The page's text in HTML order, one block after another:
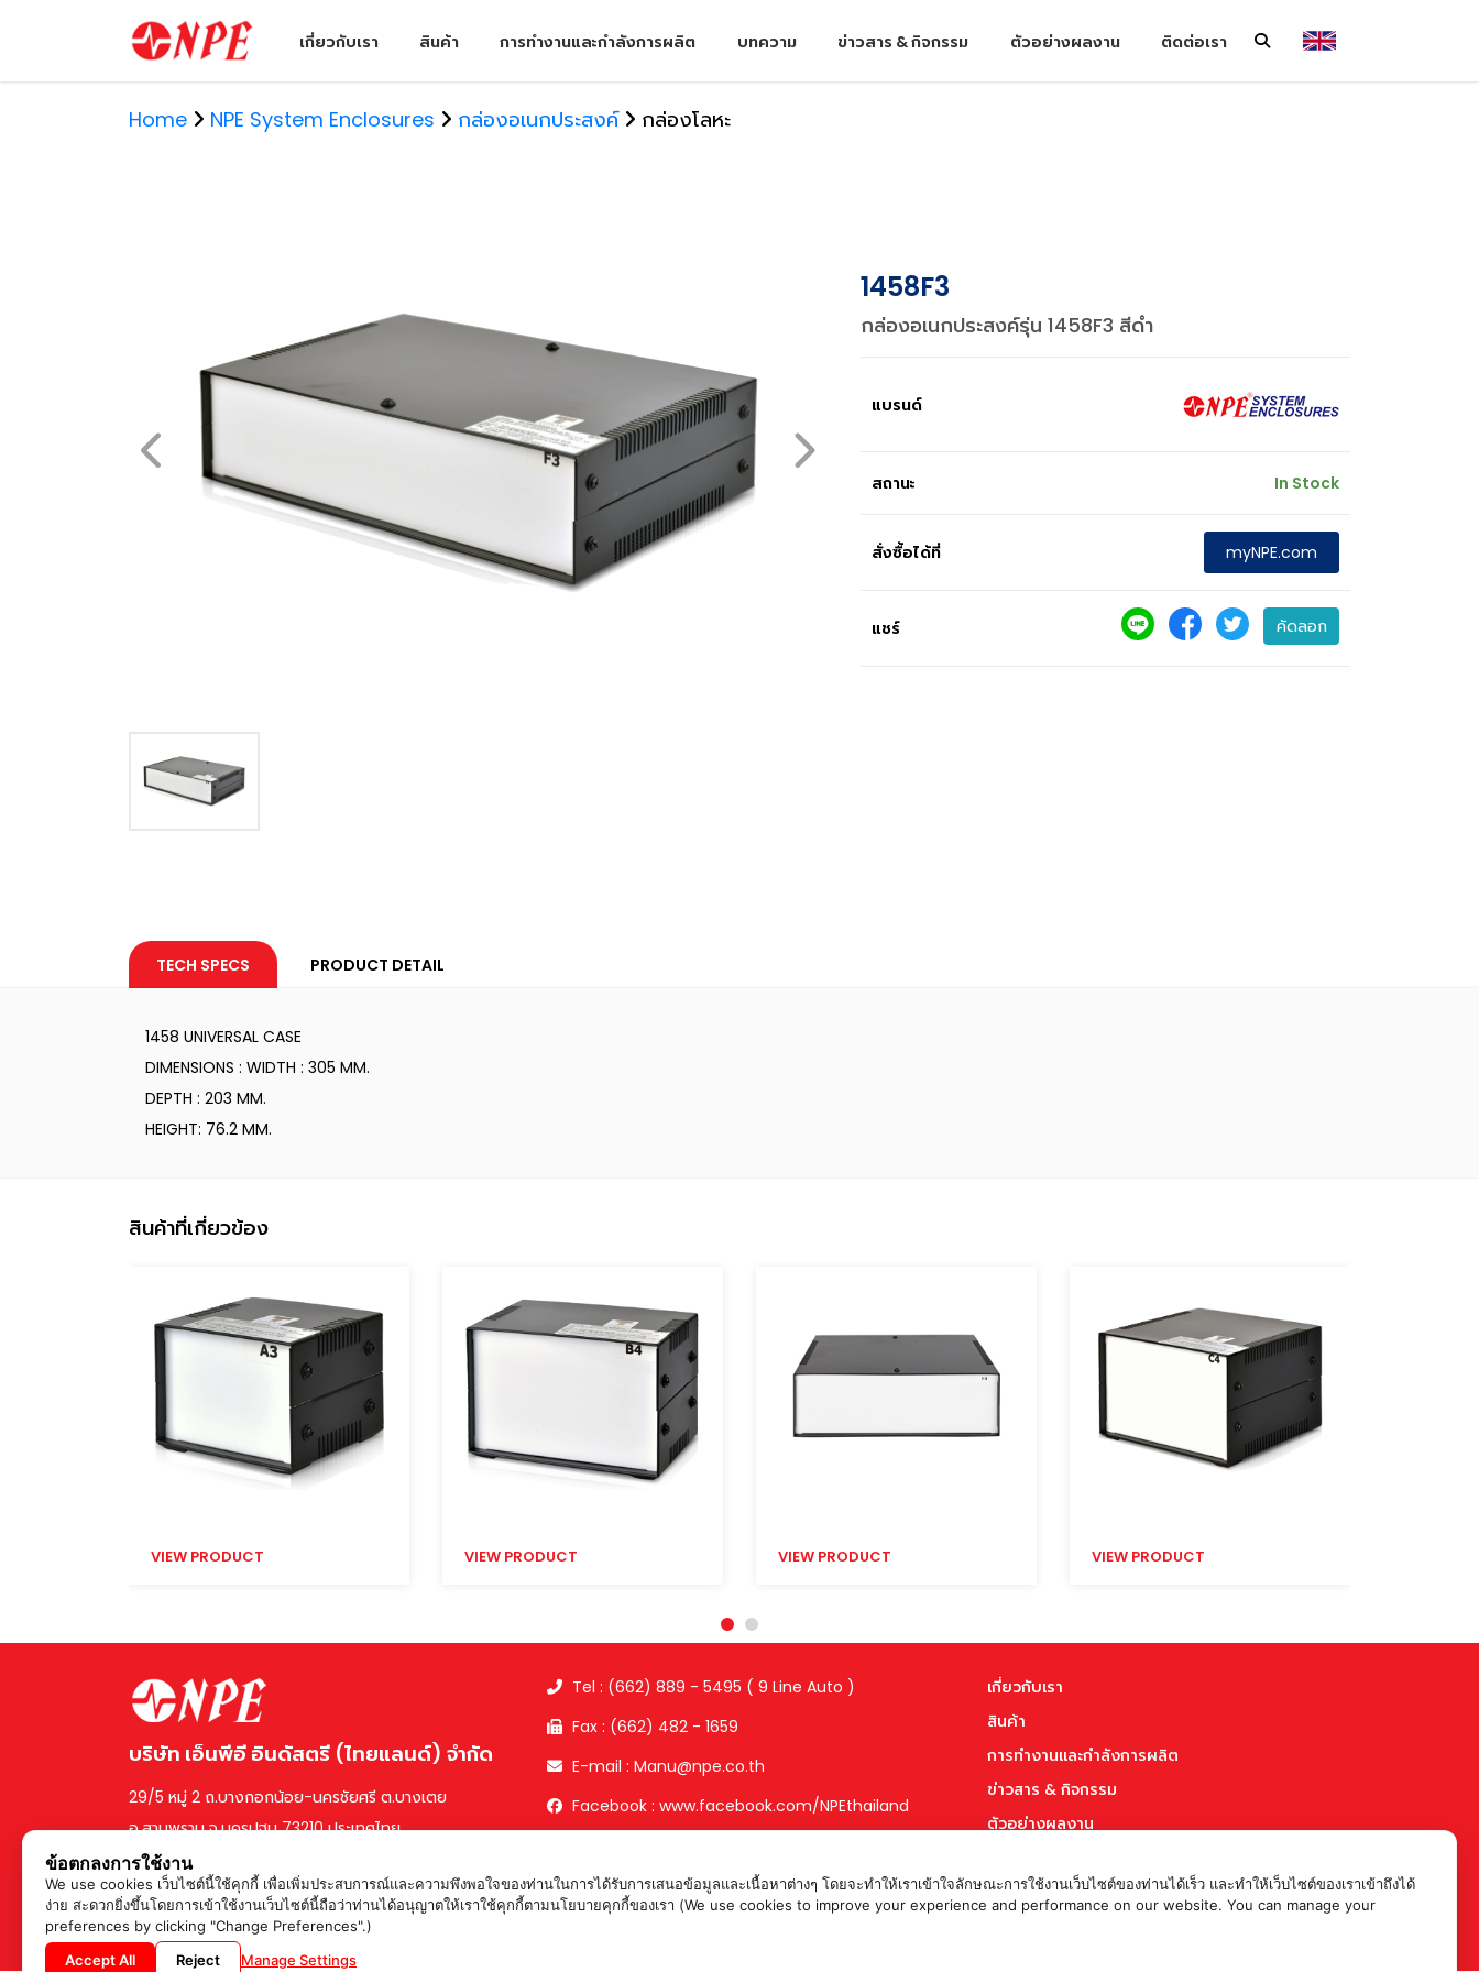
เกี่ยวกับเรา สินค้า การทำงานและกำลังการผลิต บทความ ข่าวสาร & กิจกรรม ตัวอย่างผลงาน ติดต่อเรา
Home NPE System Enclosures กล่องอเนกประสงค์ กล่องโลหะ
1458F3
กล่องอเนกประสงค์รุ่น 1458F3 สีดำ
แบรนด์
สถานะ In Stock
สั่งซื้อได้ที่ myNPE.com
แชร์ คัดลอก
TECH SPECS PRODUCT DETAIL
1458 UNIVERSAL CASE
DIMENSIONS : WIDTH : 305 MM.
DEPTH : 203 MM.
HEIGHT: 76.2 MM.
สินค้าที่เกี่ยวข้อง
VIEW PRODUCT VIEW PRODUCT VIEW PRODUCT VIEW PRODUCT
บริษัท เอ็นพีอี อินดัสตรี (ไทยแลนด์) จำกัด
29/5 หมู่ 2 ถ.บางกอกน้อย-นครชัยศรี ต.บางเตย
อ.สามพราน จ.นครปฐม 73210 ประเทศไทย
Tel : (662) 889 - 5495 ( 9 Line Auto )
Fax : (662) 482 - 1659
E-mail : Manu@npe.co.th
Facebook : www.facebook.com/NPEthailand
เกี่ยวกับเรา
สินค้า
การทำงานและกำลังการผลิต
ข่าวสาร & กิจกรรม
ตัวอย่างผลงาน
ร่วมงานกับเรา
ข้อตกลงการใช้งาน
We use cookies เว็บไซต์นี้ใช้คุกกี้ เพื่อเพิ่มประสบการณ์และความพึงพอใจของท่านในการได้รับการเสนอข้อมูลและเนื้อหาต่างๆ โดยจะทำให้เราเข้าใจลักษณะการใช้งานเว็บไซต์ของท่านได้เร็ว และทำให้เว็บไซต์ของเราเข้าถึงได้
ง่าย สะดวกยิ่งขึ้นโดยการเข้าใช้งานเว็บไซต์นี้ถือว่าท่านได้อนุญาตให้เราใช้คุกกี้ตามนโยบายคุกกี้ของเรา (We use cookies to improve your experience and performance on our website. You can manage your
preferences by clicking "Change Preferences".)
Accept All
Reject Manage Settings